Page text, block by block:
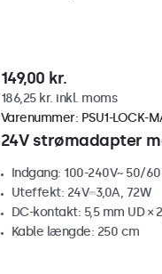
149,00 kr.
186,25 kr. inkl. moms
24V strømadapter
Varenummer: PSU1-LOCK-
Indgang: 100-240V~ 50/
Uteffekt: 24V⎓3,0A, 72W
DC-kontakt: 5,5 mm UD ×
Kable længde: 250 cm